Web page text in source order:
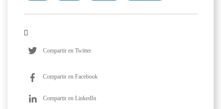
Compartir en Twitter
Compartir en Facebook
Compartir en LinkedIn